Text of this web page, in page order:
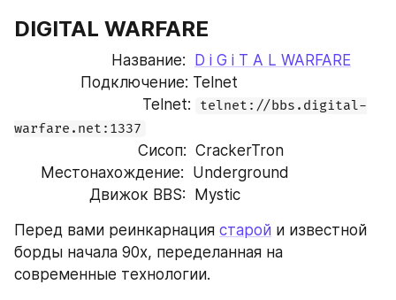
DIGITAL WARFARE
                      Название:
D i G i T A L WARFARE
               Подключение: Telnet
                             Telnet:
telnet://bbs.digital-
warfare.net:1337
                            Сисоп:  CrackerTron
      Местонахождение:  Underground
                 Движок BBS:  Mystic
Перед вами реинкарнация старой и известной
борды начала 90х, переделанная на
современные технологии.